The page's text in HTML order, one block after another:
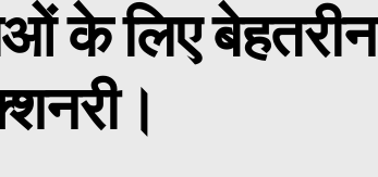
के लिए बेहतरीन